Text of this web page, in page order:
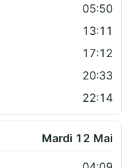
05:50
13:11
17:12
20:33
22:14
Mardi 12 Mai